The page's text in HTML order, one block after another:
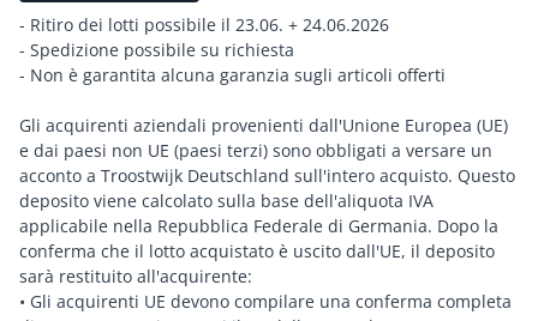
- Ritiro dei lotti possibile il 23.06. + 24.06.2026
- Spedizione possibile su richiesta
- Non è garantita alcuna garanzia sugli articoli offerti
Gli acquirenti aziendali provenienti dall'Unione Europea (UE)
e dai paesi non UE (paesi terzi) sono obbligati a versare un
acconto a Troostwijk Deutschland sull'intero acquisto. Questo
deposito viene calcolato sulla base dell'aliquota IVA
applicabile nella Repubblica Federale di Germania. Dopo la
conferma che il lotto acquistato è uscito dall'UE, il deposito
sarà restituito all'acquirente:
• Gli acquirenti UE devono compilare una conferma completa